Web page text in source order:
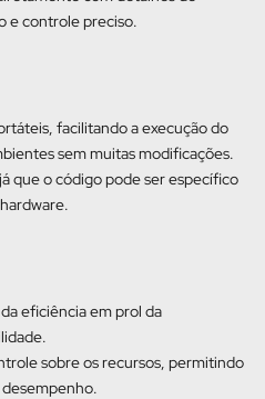
e controle preciso.
facilitando a execução do
sem muitas modificações.
que o código pode ser específico
eficiência em prol da
sobre os recursos, permitindo